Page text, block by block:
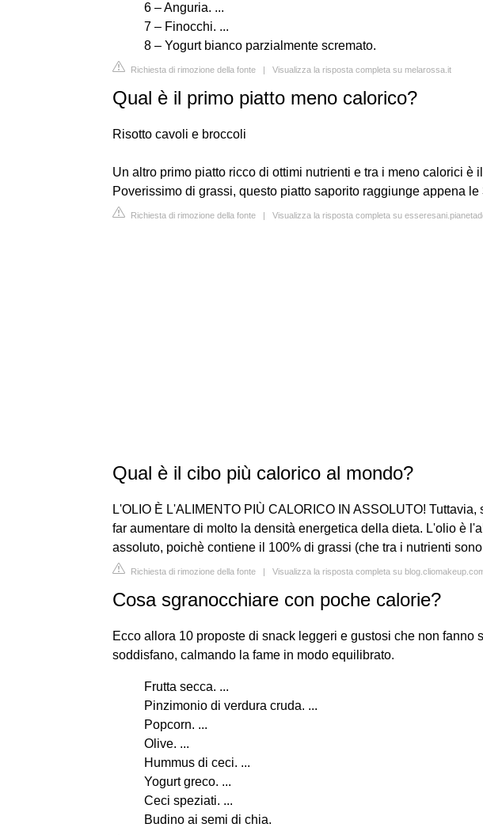
6 – Anguria. ...
7 – Finocchi. ...
8 – Yogurt bianco parzialmente scremato.
Richiesta di rimozione della fonte | Visualizza la risposta completa su melarossa.it
Qual è il primo piatto meno calorico?
Risotto cavoli e broccoli
Un altro primo piatto ricco di ottimi nutrienti e tra i meno calorici è
Poverissimo di grassi, questo piatto saporito raggiunge appena le
Richiesta di rimozione della fonte | Visualizza la risposta completa su
Qual è il cibo più calorico al mondo?
L'OLIO È L'ALIMENTO PIÙ CALORICO IN ASSOLUTO!
far aumentare di molto la densità energetica della dieta. L'olio è
assoluto, poichè contiene il 100% di grassi (che tra i nutrienti
Richiesta di rimozione della fonte | Visualizza la risposta completa su
Cosa sgranocchiare con poche calorie?
Ecco allora 10 proposte di snack leggeri e gustosi che non fanno
soddisfano, calmando la fame in modo equilibrato.
Frutta secca. ...
Pinzimonio di verdura cruda. ...
Popcorn. ...
Olive. ...
Hummus di ceci. ...
Yogurt greco. ...
Ceci speziati. ...
Budino ai semi di chia.